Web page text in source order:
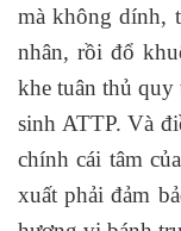
mà không dính,
nhân, rồi đổ
khe tuân thủ
sinh ATTP. Và
chính cái tâm
xuất phải đảm